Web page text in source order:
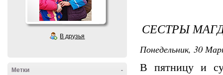
В друзья
-
Метки
СЕСТРЫ
Понедельник, 30
В пятницу и